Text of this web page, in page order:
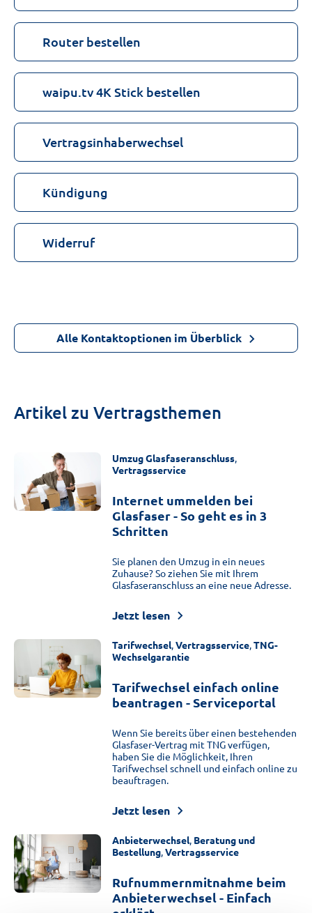
Router bestellen
waipu.tv 4K Stick bestellen
Vertragsinhaberwechsel
Kündigung
Widerruf
Alle Kontaktoptionen im Überblick
Artikel zu Vertragsthemen
Umzug Glasfaseranschluss,
Vertragsservice
Internet ummelden bei
Glasfaser - So geht es in 3
Schritten
Sie planen den Umzug in ein neues
Zuhause? So ziehen Sie mit Ihrem
Glasfaseranschluss an eine neue Adresse.
Jetzt lesen
Tarifwechsel,Vertragsservice,TNG-
Wechselgarantie
Tarifwechsel einfach online
beantragen - Serviceportal
Wenn Sie bereits über einen bestehenden
Glasfaser-Vertrag mit TNG verfügen,
haben Sie die Möglichkeit, Ihren
Tarifwechsel schnell und einfach online zu
beauftragen.
Jetzt lesen
Anbieterwechsel, Beratung und
Bestellung,Vertragsservice
Rufnummernmitnahme beim
Anbieterwechsel - Einfach